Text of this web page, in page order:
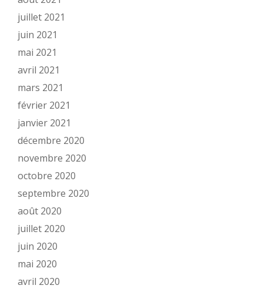
juillet 2021
juin 2021
mai 2021
avril 2021
mars 2021
février 2021
janvier 2021
décembre 2020
novembre 2020
octobre 2020
septembre 2020
août 2020
juillet 2020
juin 2020
mai 2020
avril 2020